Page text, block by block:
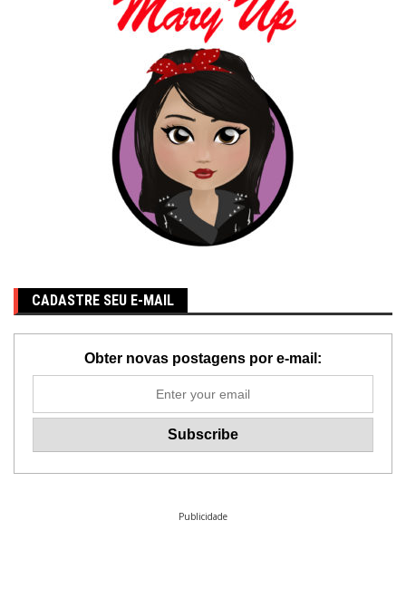
CADASTRE SEU E-MAIL
Obter novas postagens por e-mail:
Publicidade